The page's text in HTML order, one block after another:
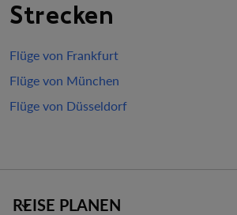
Strecken
Flüge von Frankfurt
Flüge von München
Flüge von Düsseldorf
REISE PLANEN
keyboard_arrow_down